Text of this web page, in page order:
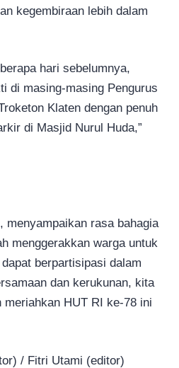
kegembiraan lebih dalam
hari sebelumnya,
di masing-masing Pengurus
Klaten dengan penuh
di Masjid Nurul Huda,”
menyampaikan rasa bahagia
menggerakkan warga untuk
berpartisipasi dalam
dan kerukunan, kita
meriahkan HUT RI ke-78 ini
/ Fitri Utami (editor)